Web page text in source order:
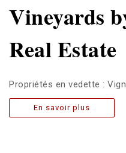
Vineyards
Real Estate
Propriétés en vedette :
En savoir plus